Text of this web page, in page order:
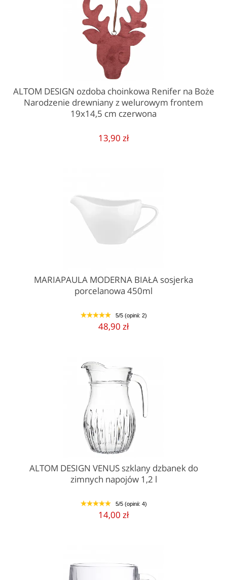
ALTOM DESIGN ozdoba choinkowa Renifer na Boże
Narodzenie drewniany z welurowym frontem
19x14,5 cm czerwona
13,90 zł
MARIAPAULA MODERNA BIAŁA sosjerka
porcelanowa 450ml
1 2 3 4 5 5/5 (opinii: 2)
48,90 zł
ALTOM DESIGN VENUS szklany dzbanek do
zimnych napojów 1,2 l
1 2 3 4 5 5/5 (opinii: 4)
14,00 zł